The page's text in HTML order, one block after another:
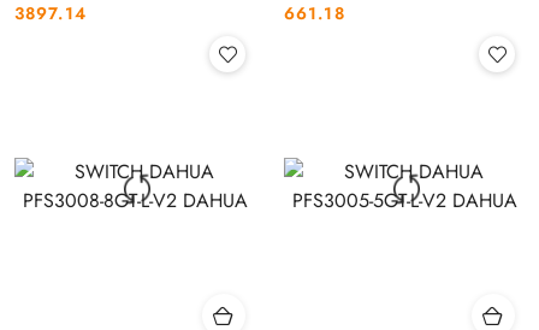
Cena:
3897.14 Cena:
661.18